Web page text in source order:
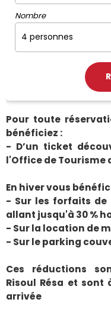
Nombre
Pour toute
bénéficiez :
- D’un ticket
l'Office de Tourisme
En hiver vous
- Sur les forfaits de
allant jusqu'à 30 %
- Sur la location de
- Sur le parking
Ces réductions
Risoul Résa et
arrivée